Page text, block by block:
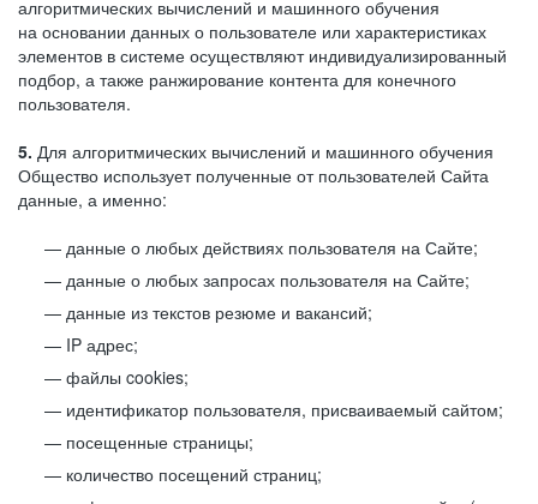
алгоритмических вычислений и машинного обучения
на основании данных о пользователе или характеристиках
элементов в системе осуществляют индивидуализированный
подбор, а также ранжирование контента для конечного
пользователя.
5. Для алгоритмических вычислений и машинного обучения
Общество использует полученные от пользователей Сайта
данные, а именно:
данные о любых действиях пользователя на Сайте;
данные о любых запросах пользователя на Сайте;
данные из текстов резюме и вакансий;
IP адрес;
файлы cookies;
идентификатор пользователя, присваиваемый сайтом;
посещенные страницы;
количество посещений страниц;